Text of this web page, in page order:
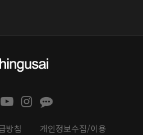
방침 개인정보수집/이용